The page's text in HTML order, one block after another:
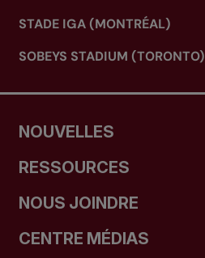
STADE IGA (MONTRÉAL)
SOBEYS STADIUM (TORONTO)
NOUVELLES
RESSOURCES
NOUS JOINDRE
CENTRE MÉDIAS